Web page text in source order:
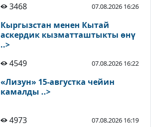
3468
07.08.2026 16:26
Кыргызстан менен Кытай
аскердик кызматташтыкты өнү
..>
4549
07.08.2026 16:22
«Лизун» 15-августка чейин
камалды ..>
4973 07.08.2026 16:19